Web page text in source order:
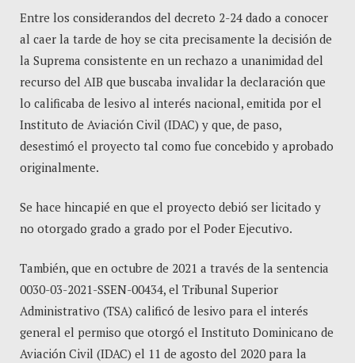
Entre los considerandos del decreto 2-24 dado a conocer
al caer la tarde de hoy se cita precisamente la decisión de
la Suprema consistente en un rechazo a unanimidad del
recurso del AIB que buscaba invalidar la declaración que
lo calificaba de lesivo al interés nacional, emitida por el
Instituto de Aviación Civil (IDAC) y que, de paso,
desestimó el proyecto tal como fue concebido y aprobado
originalmente.
Se hace hincapié en que el proyecto debió ser licitado y
no otorgado grado a grado por el Poder Ejecutivo.
También, que en octubre de 2021 a través de la sentencia
0030-03-2021-SSEN-00434, el Tribunal Superior
Administrativo (TSA) calificó de lesivo para el interés
general el permiso que otorgó el Instituto Dominicano de
Aviación Civil (IDAC) el 11 de agosto del 2020 para la